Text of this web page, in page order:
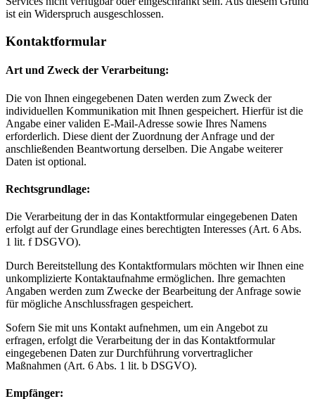
ist ein Widerspruch ausgeschlossen.
Kontaktformular
Art und Zweck der Verarbeitung:
Die von Ihnen eingegebenen Daten werden zum Zweck der
individuellen Kommunikation mit Ihnen gespeichert. Hierfür ist die
Angabe einer validen E-Mail-Adresse sowie Ihres Namens
erforderlich. Diese dient der Zuordnung der Anfrage und der
anschließenden Beantwortung derselben. Die Angabe weiterer
Daten ist optional.
Rechtsgrundlage:
Die Verarbeitung der in das Kontaktformular eingegebenen Daten
erfolgt auf der Grundlage eines berechtigten Interesses (Art. 6 Abs.
1 lit. f DSGVO).
Durch Bereitstellung des Kontaktformulars möchten wir Ihnen eine
unkomplizierte Kontaktaufnahme ermöglichen. Ihre gemachten
Angaben werden zum Zwecke der Bearbeitung der Anfrage sowie
für mögliche Anschlussfragen gespeichert.
Sofern Sie mit uns Kontakt aufnehmen, um ein Angebot zu
erfragen, erfolgt die Verarbeitung der in das Kontaktformular
eingegebenen Daten zur Durchführung vorvertraglicher
Maßnahmen (Art. 6 Abs. 1 lit. b DSGVO).
Empfänger: